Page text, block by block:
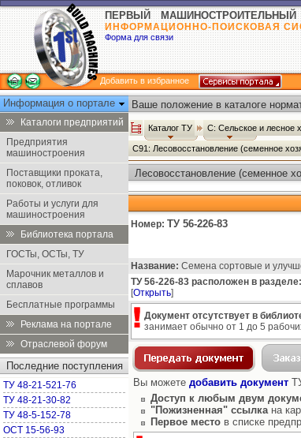
ПЕРВЫЙ МАШИНОСТРОИТЕЛЬНЫЙ
ИНФОРМАЦИОННО-ПОИСКОВАЯ
Форма для связи
Добавить в избранное
Информация о портале
Каталоги предприятий
Предприятия
машиностроения
Поставщики проката,
поковок, отливок
Работы и услуги для
машиностроения
Библиотека портала
ГОСТы, ОСТы, ТУ
Марочник металлов и
сплавов
Бесплатные программы
Реклама на портале
Отраслевой форум
Последние поступления
ТУ 48-21-521-76
ТУ 48-21-30-82
ТУ 48-5-152-78
ОСТ 15-56-93
Ваше положение в каталоге
Каталог ТУ С: Сельское и лесное
С91: Лесовосстановление (семенное
Лесовосстановление (семенное
Номер: ТУ 56-226-83
Название: Семена сортовые и
ТУ 56-226-83 расположен в разделе:
[Открыть]
Документ отсутствует в
занимает обычно от 1 до 5
Вы можете добавить документ
Доступ к любым двум
"Пожизненная" ссылкана
Первое место в списке